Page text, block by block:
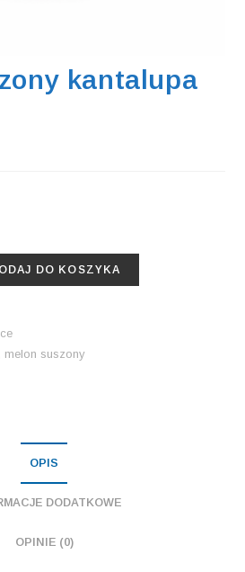
kantalupa
DO KOSZYKA
melon suszony
OPIS
DODATKOWE
OPINIE (0)